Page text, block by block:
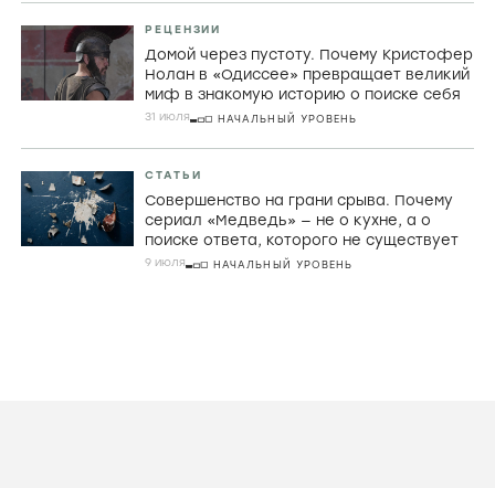
РЕЦЕНЗИИ
Домой через пустоту. Почему Кристофер
Нолан в «Одиссее» превращает великий
миф в знакомую историю о поиске себя
31 июля НАЧАЛЬНЫЙ УРОВЕНЬ
СТАТЬИ
Совершенство на грани срыва. Почему
сериал «Медведь» — не о кухне, а о
поиске ответа, которого не существует
9 июля НАЧАЛЬНЫЙ УРОВЕНЬ